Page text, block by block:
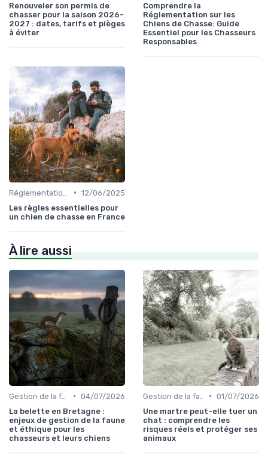
Renouveler son permis de
chasser pour la saison 2026-
2027 : dates, tarifs et pièges
à éviter
Comprendre la
Réglementation sur les
Chiens de Chasse: Guide
Essentiel pour les Chasseurs
Responsables
• 12/06/2025
Les règles essentielles pour
un chien de chasse en France
À lire aussi
• 04/07/2026
La belette en Bretagne :
enjeux de gestion de la faune
et éthique pour les
chasseurs et leurs chiens
• 01/07/2026
Une martre peut-elle tuer un
chat : comprendre les
risques réels et protéger ses
animaux